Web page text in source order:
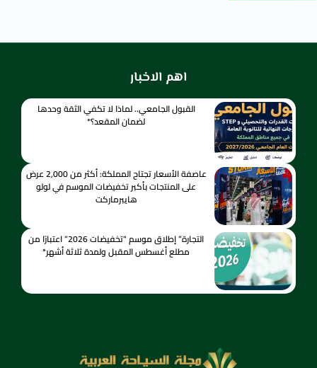
اهم الاخبار
القبول الجامعي.. لماذا لا تكفي الثقة وحدها
لضمان المقعد؟*
عاصفة الأسعار تجتاح المملكة: أكثر من 2,000 عرض
على المنتجات بأكبر تخفيضات الموسم في لولو
هايبرماركت
التجارة” إطلاق موسم “تخفيضات 2026” اعتبارًا من
مطلع أغسطس المقبل ولمدة ثلاثة أشهر*